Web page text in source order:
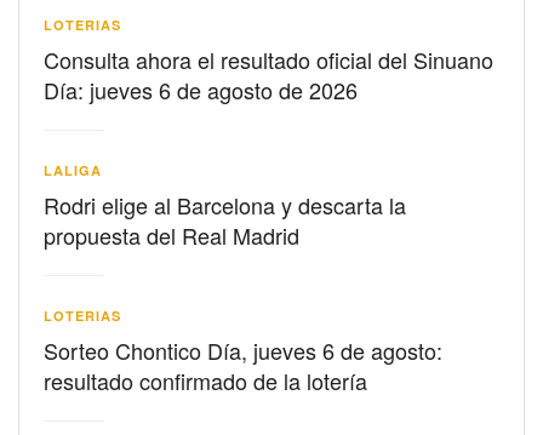
LOTERIAS
Consulta ahora el resultado oficial del Sinuano
Día: jueves 6 de agosto de 2026
LALIGA
Rodri elige al Barcelona y descarta la
propuesta del Real Madrid
LOTERIAS
Sorteo Chontico Día, jueves 6 de agosto:
resultado confirmado de la lotería